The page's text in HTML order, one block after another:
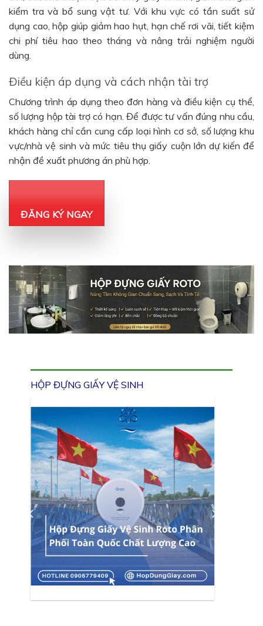
kiểm tra và bổ sung vật tư. Với khu vực có tần suất sử
dụng cao, hộp giúp giảm hao hụt, hạn chế rơi vãi, tiết kiệm
chi phí tiêu hao theo tháng và nâng trải nghiệm người
dùng.
Điều kiện áp dụng và cách nhận tài trợ
Chương trình áp dụng theo đơn hàng và điều kiện cụ thể,
số lượng hộp tài trợ có hạn. Để được tư vấn đúng nhu cầu,
khách hàng chỉ cần cung cấp loại hình cơ sở, số lượng khu
vực/nhà vệ sinh và mức tiêu thụ giấy cuộn lớn dự kiến để
nhận đề xuất phương án phù hợp.
ĐĂNG KÝ NGAY
HỘP ĐỰNG GIẤY VỆ SINH